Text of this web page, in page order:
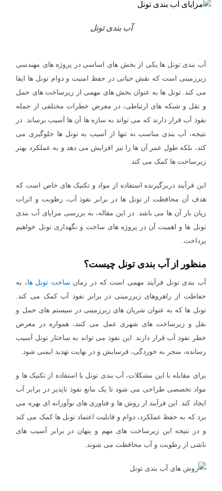
آب بندی تونل
آب بندی تونل ها یکی از بخش های اساسی در پروژه های مهندسی
زیرزمینی است که نقش حیاتی در حفظ امنیت و دوام تونل ها ایفا
می کند. تونل ها به عنوان بخش های مهمی از زیرساخت های حمل
و نقل و شبکه های ارتباطی، در معرض خطرات مختلفی از جمله
نفوذ آب قرار دارند که می تواند به سازه ها آن ها آسیب برساند. در
نتیجه، آب بندی مناسب نه تنها از آسیب به تونل ها جلوگیری می
کند، بلکه طول عمر آن ها را نیز افزایش می دهد و به عملکرد بهتر
زیرساخت ها کمک می کند.
این فرآیند دربرگیرنده استفاده از مواد و تکنیک های خاص است که
هدف آن محافظت از تونل ها در برابر نفوذ آب، رطوبت و اثرات
زیان ‌بار آن ها می ‌باشد. در این مقاله، به بررسی مزایای آب بندی
تونل ها و اهمیت آن در پروژه های ساخت و نگهداری تونل خواهیم
پرداخت.
منظور از آب بندی تونل چیست؟
آب بندی تونل فرآیند مهمی است که در زمان ساخت تونل ها، به
حفاظت از راهروهای زیرزمینی در برابر نفوذ آب کمک می کند.
تونل ها که به عنوان شریان های زیرزمینی در سیستم های حمل‌ و
نقل و زیرساخت های شهری عمل می کنند، همواره در معرض
خطر نفوذ آب قرار دارند. این نفوذ می تواند به ساختار تونل آسیب
رسانده، منجر به خوردگی، فرسایش و در نهایت تهدید ایمنی شود.
برای مقابله با این مشکلات، آب بندی تونل با استفاده از تکنیک ها و
مواد تخصصی طراحی می شود تا یک مانع نفوذ ناپذیر در برابر آب
ایجاد کند. این فرآیند از روش ها و فناوری های نوآورانه ای بهره می
برد که به حفظ عملکرد، دوام و قابلیت اعتماد تونل ها کمک می کند
و در نتیجه این زیرساخت های مهم و پنهان در برابر آسیب های
ناشی از رطوبت و آب محافظت می شوند.